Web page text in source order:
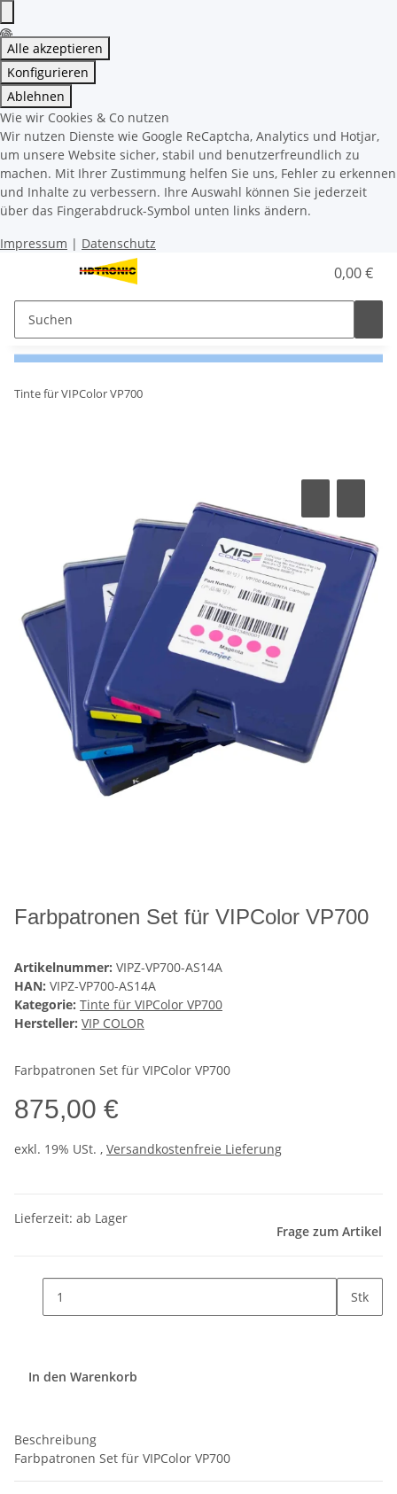
Alle akzeptieren
Konfigurieren
Ablehnen
Wie wir Cookies & Co nutzen
Wir nutzen Dienste wie Google ReCaptcha, Analytics und Hotjar,
um unsere Website sicher, stabil und benutzerfreundlich zu
machen. Mit Ihrer Zustimmung helfen Sie uns, Fehler zu erkennen
und Inhalte zu verbessern. Ihre Auswahl können Sie jederzeit
über das Fingerabdruck-Symbol unten links ändern.
Impressum | Datenschutz
0,00 €
Tinte für VIPColor VP700
Farbpatronen Set für VIPColor VP700
Artikelnummer: VIPZ-VP700-AS14A
HAN: VIPZ-VP700-AS14A
Kategorie: Tinte für VIPColor VP700
Hersteller: VIP COLOR
Farbpatronen Set für VIPColor VP700
875,00 €
exkl. 19% USt. , Versandkostenfreie Lieferung
Lieferzeit: ab Lager
Frage zum Artikel
Stk
In den Warenkorb
Beschreibung
Farbpatronen Set für VIPColor VP700